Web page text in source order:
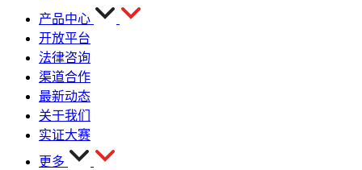
产品中心
开放平台
法律咨询
渠道合作
最新动态
关于我们
实证大赛
更多